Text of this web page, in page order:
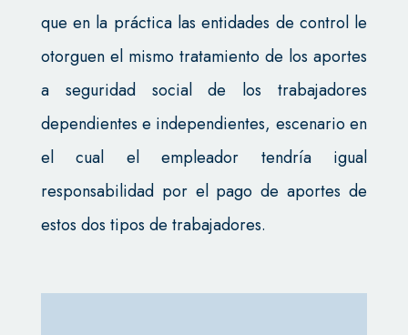
que en la práctica las entidades de control le
otorguen el mismo tratamiento de los aportes
a seguridad social de los trabajadores
dependientes e independientes, escenario en
el cual el empleador tendría igual
responsabilidad por el pago de aportes de
estos dos tipos de trabajadores.